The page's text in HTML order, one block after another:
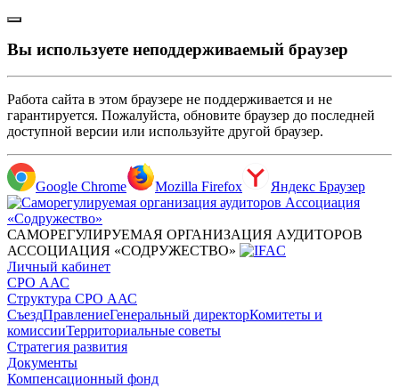
Вы используете неподдерживаемый браузер
Работа сайта в этом браузере не поддерживается и не
гарантируется. Пожалуйста, обновите браузер до последней
доступной версии или используйте другой браузер.
Google Chrome Mozilla Firefox Яндекс Браузер
САМОРЕГУЛИРУЕМАЯ ОРГАНИЗАЦИЯ АУДИТОРОВ
АССОЦИАЦИЯ «СОДРУЖЕСТВО»
Личный кабинет
СРО ААС
Структура СРО ААС
СъездПравлениеГенеральный директорКомитеты и
комиссииТерриториальные советы
Стратегия развития
Документы
Компенсационный фонд